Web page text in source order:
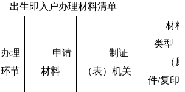
出生即入户办理材料清单
办理
环节
申请
材料
制证
（表）机关
材料
类型
（原
件/复印